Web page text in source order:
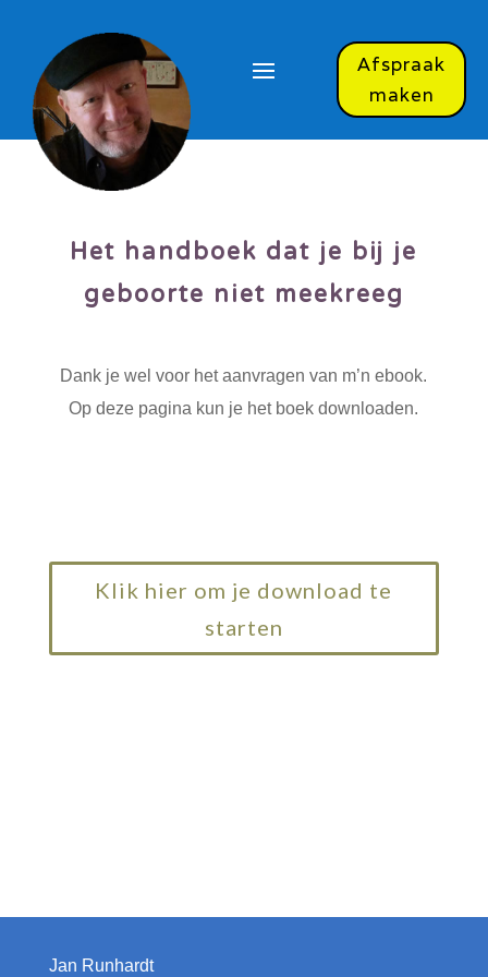
Afspraak
maken
Het handboek dat je bij je
geboorte niet meekreeg
Dank je wel voor het aanvragen van m’n ebook.
Op deze pagina kun je het boek downloaden.
Klik hier om je download te
starten
Jan Runhardt